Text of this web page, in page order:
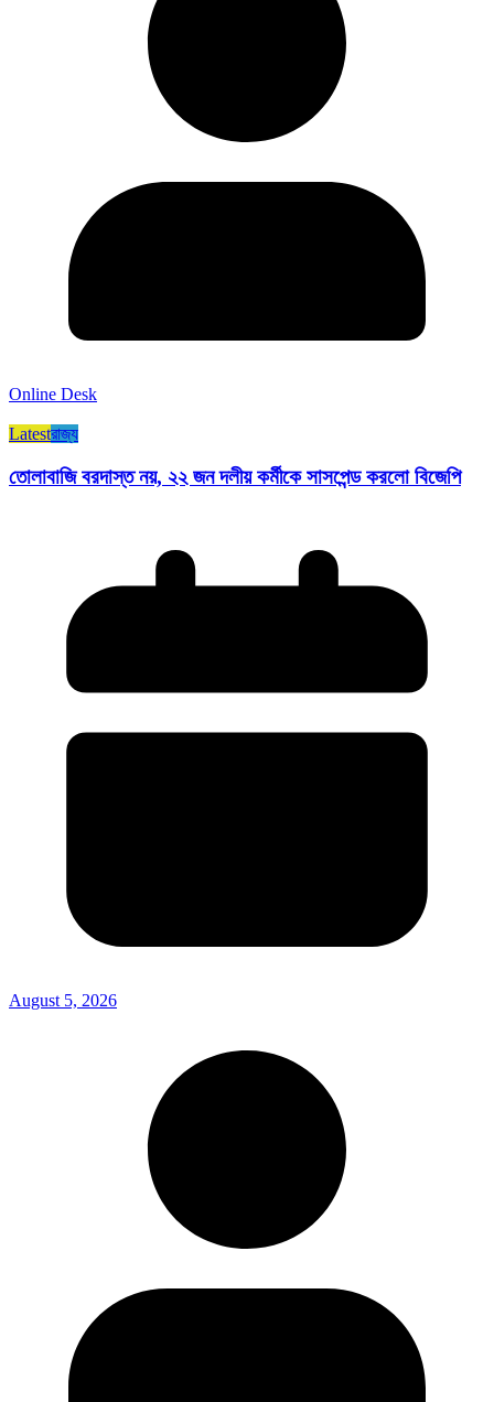
Online Desk
Latestরাজ্য​
তোলাবাজি বরদাস্ত নয়, ২২ জন দলীয় কর্মীকে সাসপেন্ড করলো বিজেপি
August 5, 2026